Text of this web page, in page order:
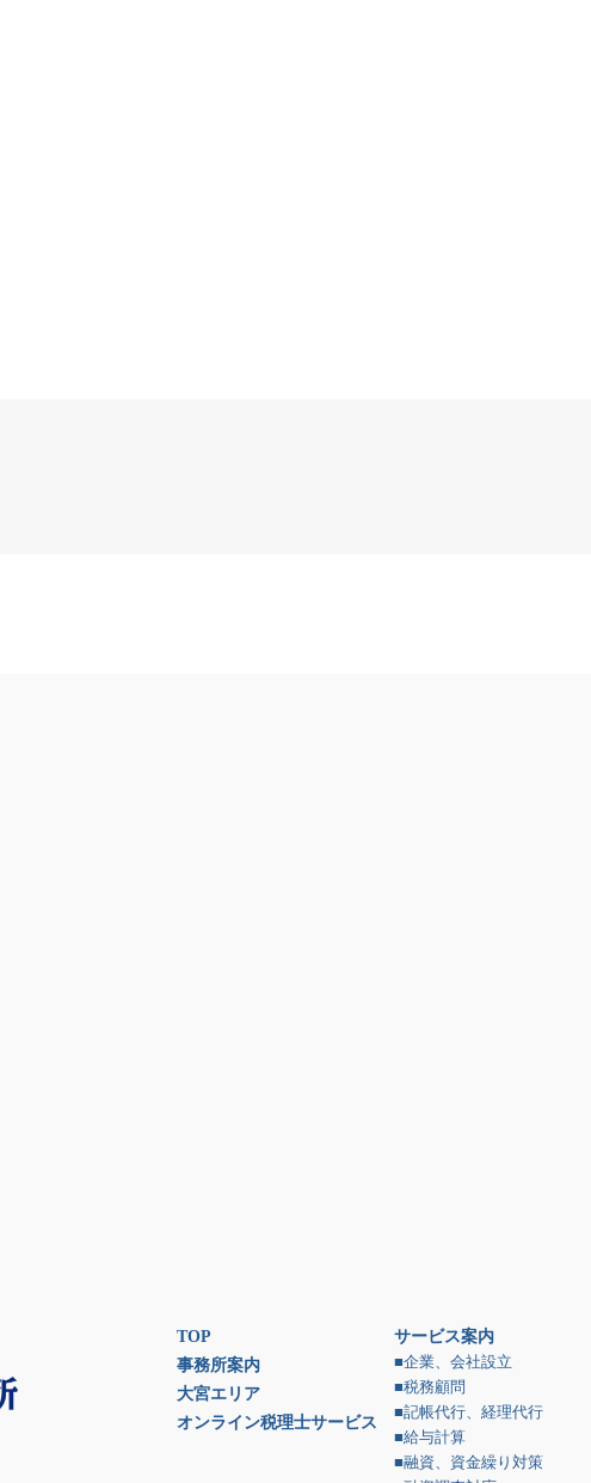
TOP
事務所案内
大宮エリア
オンライン税理士サービス
サービス案内
■企業、会社設立
■税務顧問
■記帳代行、経理代行
■給与計算
■融資、資金繰り対策